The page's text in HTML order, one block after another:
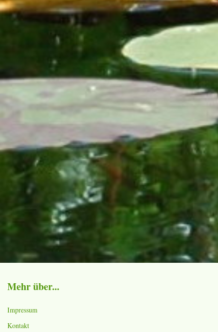
Mehr über...
Impressum
Kontakt